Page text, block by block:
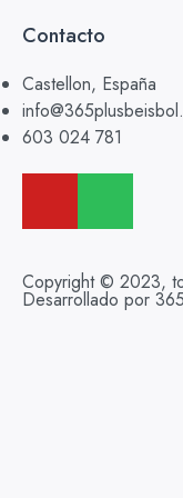
Contacto
Castellon, España
603 024 781
Copyright © 2023,
Desarrollado por